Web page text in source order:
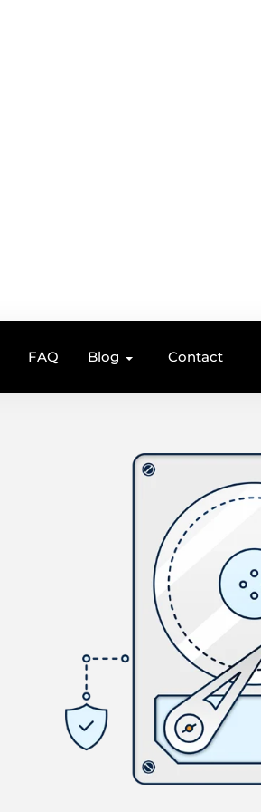
FAQ Blog Contact